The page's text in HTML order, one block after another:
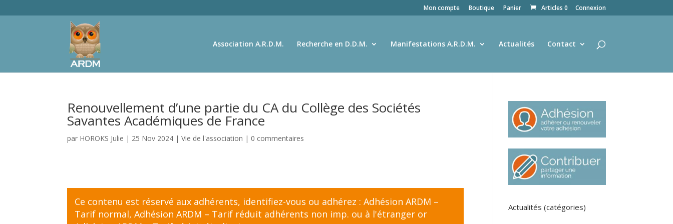
Connexion
Mon compte Boutique Panier Articles 0
Association A.R.D.M. Recherche en D.D.M. Manifestations A.R.D.M. Actualités Contact
Renouvellement d’une partie du CA du Collège des Sociétés
Savantes Académiques de France
par HOROKS Julie | 25 Nov 2024 |Vie de l'association | 0 commentaires
Ce contenu est réservé aux adhérents, identifiez-vous ou adhérez :Adhésion ARDM –
Tarif normal,Adhésion ARDM – Tarif réduit adhérents non imp. ou à l'étranger or
Actualités (catégories)